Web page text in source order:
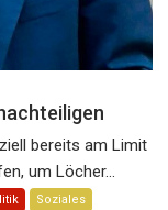
bereits am Limit
um Löcher...
Soziales